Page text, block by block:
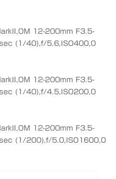
12-200mm F3.5-
(1/40),f/5.6,ISO400,0
12-200mm F3.5-
(1/40),f/4.5,ISO200,0
12-200mm F3.5-
(1/200),f/5.0,ISO1600,0